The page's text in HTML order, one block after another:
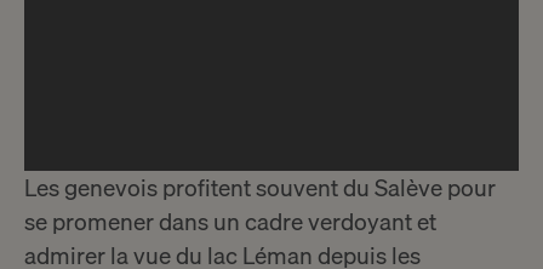
Les genevois profitent souvent du Salève pour
se promener dans un cadre verdoyant et
admirer la vue du lac Léman depuis les